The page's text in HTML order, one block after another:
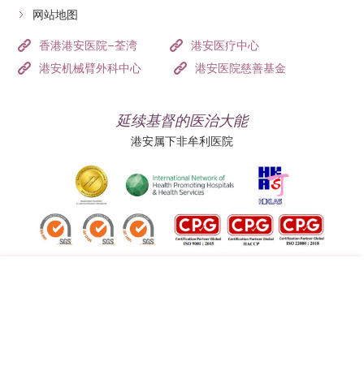
网站地图
香港港安医院–荃湾
港安医疗中心
港安机械臂外科中心
港安医院慈善基金
延续基督的医治大能
港安属下非牟利医院